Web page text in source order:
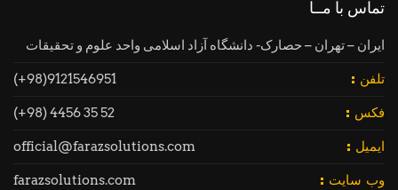
تماس با مــا
ایران – تهران – حصارک- دانشگاه آزاد اسلامی واحد علوم و تحقیقات
تلفن : 9121546951(98+)
فکس : 52 35 4456 (98+)
ایمیل : official@farazsolutions.com
وب سایت : farazsolutions.com